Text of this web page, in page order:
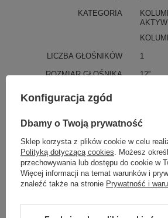
KATEGORIA
LICZBA GŁOŚNIKÓW 1
ROZMIAR GŁOŚNIKA 12''
TYP GŁOŚNIKA
MOC 200 W
IMPEDANCJA 22
PASMO PRZENOSZENIA 60 Hz -
WEJŚCIA MONO
Konfiguracja zgód
Dbamy o Twoją prywatność
Sklep korzysta z plików cookie w celu
Polityką dotyczącą cookies. Możesz
przechowywania lub dostępu do cookie w
Więcej informacji na temat warunków i
znaleźć także na stronie Prywatność i